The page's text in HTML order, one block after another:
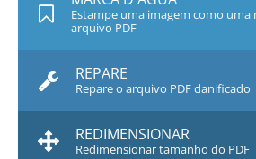
Estampe uma imagem como uma
arquivo PDF
REPARE
Repare o arquivo PDF danificado
REDIMENSIONAR
Redimensionar tamanho do PDF